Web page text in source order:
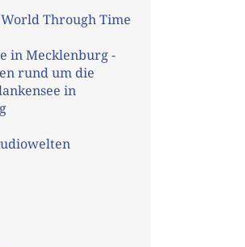
Through Time
in Mecklenburg -
rund um die
in